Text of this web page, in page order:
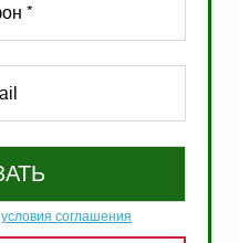
условия соглашения